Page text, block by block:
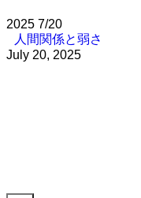
2025 7/20
人間関係と弱さ
July 20, 2025